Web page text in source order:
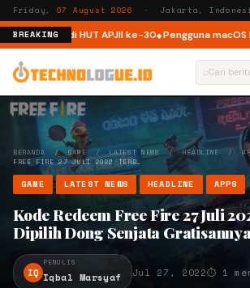
Friday, 07 August 2026 · Jakarta,
BREAKING
ISP di HUT APJII ke-30 Pengguna macOS
⌕
BERANDA / GAME/ LATEST NEWS /HEADLINE /
FREE FIRE 27 JULI 2022 TERB…
GAME LATEST NEWS HEADLINE APPS
Kode Redeem Free Fire 27 Juli
Dipilih Dong Senjata
IQ
PENULIS
Iqbal Marsyaf Jul 27, 2022⏱ 1